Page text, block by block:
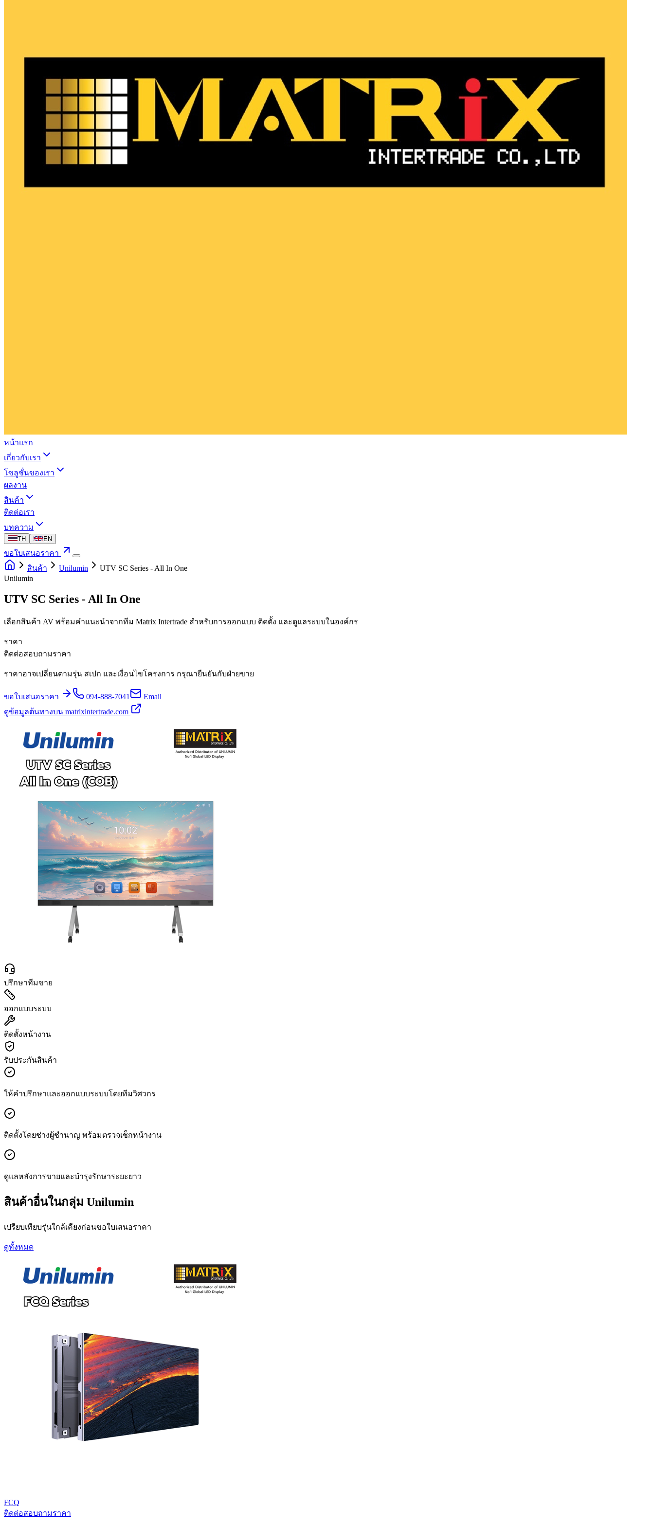
หน้าแรก
เกี่ยวกับเรา
โซลูชั่นของเรา
ผลงาน
สินค้า
ติดต่อเรา
บทความ
TH EN
ขอใบเสนอราคา
สินค้า
Unilumin
UTV SC Series - All In One
Unilumin
UTV SC Series - All In One
เลือกสินค้า AV พร้อมคำแนะนำจากทีม Matrix Intertrade สำหรับการออกแบบ ติดตั้ง และดูแลระบบในองค์กร
ราคา
ติดต่อสอบถามราคา
ราคาอาจเปลี่ยนตามรุ่น สเปก และเงื่อนไขโครงการ กรุณายืนยันกับฝ่ายขาย
ขอใบเสนอราคา 094-888-7041
Email
ดูข้อมูลต้นทางบน matrixintertrade.com
ปรึกษาทีมขาย
ออกแบบระบบ
ติดตั้งหน้างาน
รับประกันสินค้า
ให้คำปรึกษาและออกแบบระบบโดยทีมวิศวกร
ติดตั้งโดยช่างผู้ชำนาญ พร้อมตรวจเช็กหน้างาน
ดูแลหลังการขายและบำรุงรักษาระยะยาว
สินค้าอื่นในกลุ่ม Unilumin
เปรียบเทียบรุ่นใกล้เคียงก่อนขอใบเสนอราคา
ดูทั้งหมด
FCQ
ติดต่อสอบถามราคา